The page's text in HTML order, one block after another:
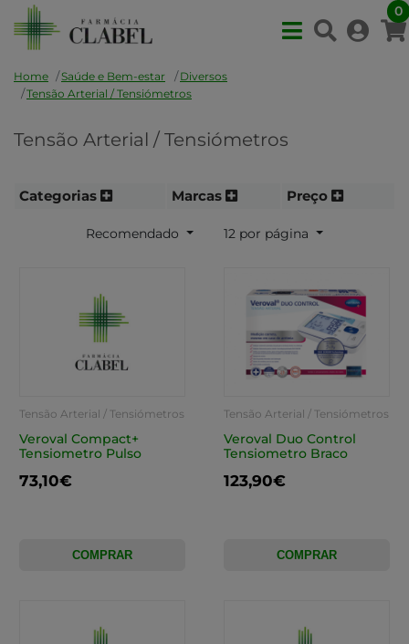
0
Home Saúde e Bem-estar
Diversos
Tensão Arterial / Tensiómetros
Tensão Arterial / Tensiómetros
Categorias Marcas Preço
Recomendado 12 por página
Tensão Arterial / Tensiómetros
Veroval Compact+
Tensiometro Pulso
73,10€
COMPRAR
Tensão Arterial / Tensiómetros
Veroval Duo Control
Tensiometro Braco
123,90€
COMPRAR